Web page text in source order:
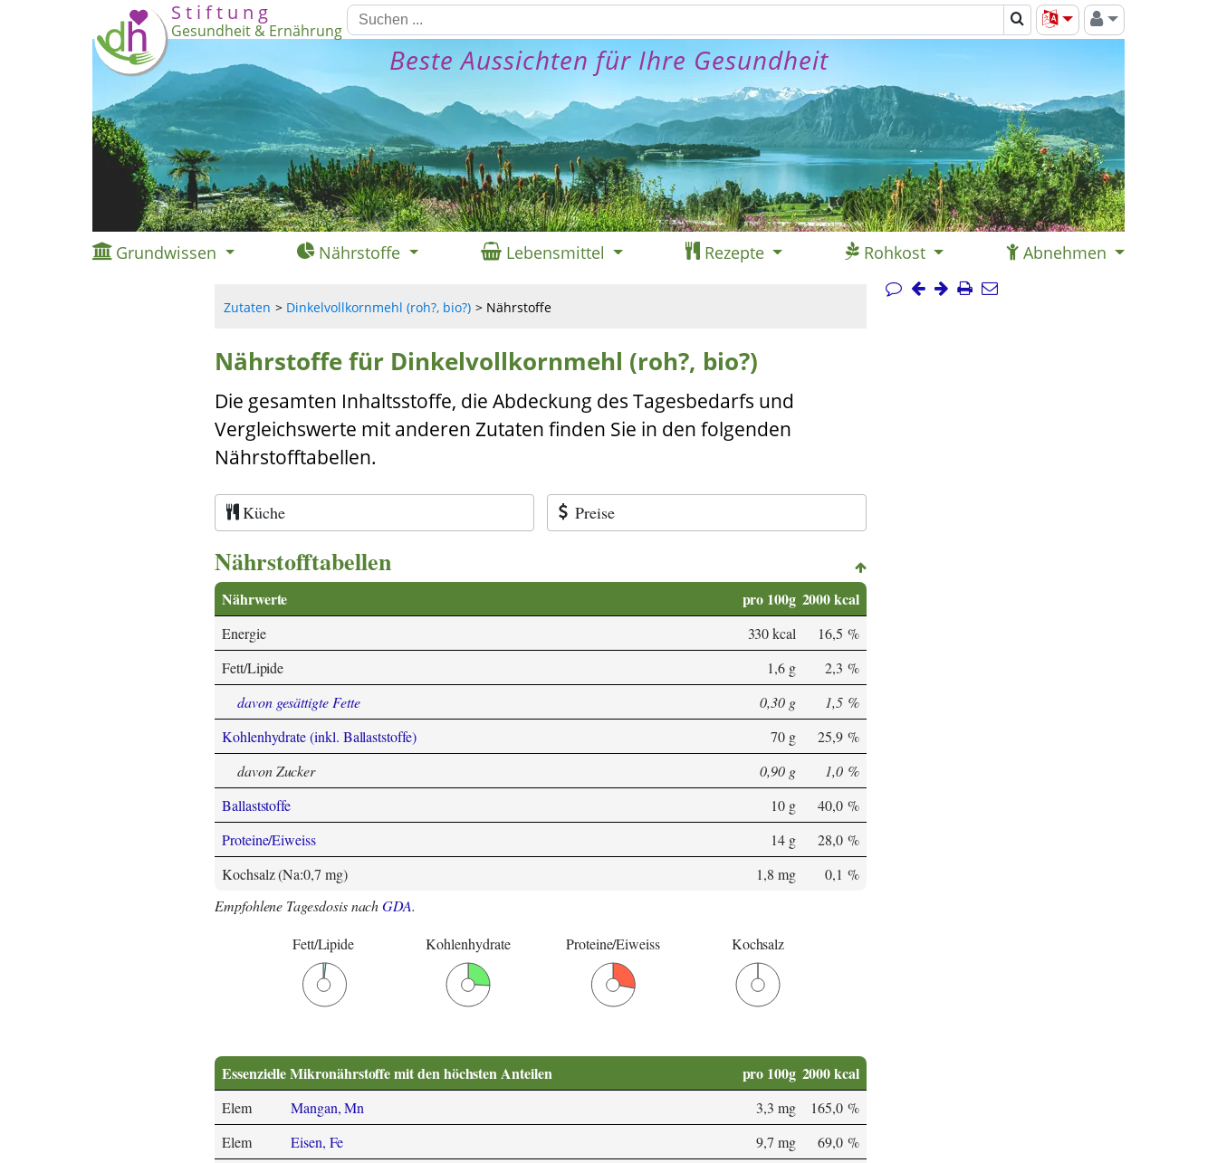
S t i f t u n g
Gesundheit & Ernährung
Beste Aussichten für Ihre Gesundheit
Grundwissen Nährstoffe Lebensmittel Rezepte Rohkost Abnehmen
Zutaten Dinkelvollkornmehl (roh?, bio?) Nährstoffe
Nährstoffe für Dinkelvollkornmehl (roh?, bio?)
Die gesamten Inhaltsstoffe, die Abdeckung des Tagesbedarfs und
Vergleichswerte mit anderen Zutaten finden Sie in den folgenden
Nährstofftabellen.
Küche Preise
Nährstofftabellen
Nährwerte pro 100g 2000 kcal
Energie 330 kcal
16,5 %
Fett/Lipide
1,6 g
2,3 %
davon gesättigte Fette
0,30 g
1,5 %
Kohlenhydrate (inkl. Ballaststoffe)
70 g
25,9 %
davon Zucker
0,90 g
1,0 %
Ballaststoffe
10 g
40,0 %
Proteine/Eiweiss
14 g
28,0 %
Kochsalz (Na:0,7 mg)
1,8 mg
0,1 %
Empfohlene Tagesdosis nachGDA.
Fett/Lipide
Kohlenhydrate Proteine/Eiweiss Kochsalz
Essenzielle Mikronährstoffe mit den höchsten Anteilen pro 100g 2000 kcal
Elem Mangan, Mn 3,3 mg
165,0 %
Elem
Eisen, Fe 9,7 mg
69,0 %